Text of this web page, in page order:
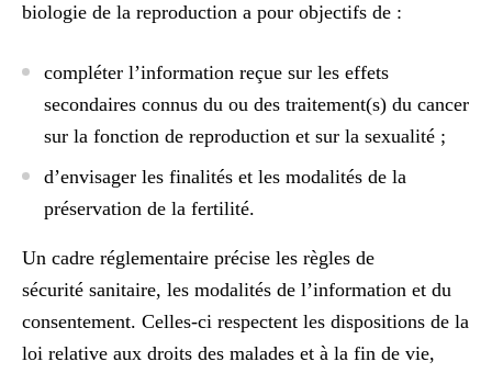
biologie de la reproduction a pour objectifs de :
compléter l’information reçue sur les effets
secondaires connus du ou des traitement(s) du cancer
sur la fonction de reproduction et sur la sexualité ;
d’envisager les finalités et les modalités de la
préservation de la fertilité.
Un cadre réglementaire précise les règles de
sécurité sanitaire, les modalités de l’information et du
consentement. Celles-ci respectent les dispositions de la
loi relative aux droits des malades et à la fin de vie,